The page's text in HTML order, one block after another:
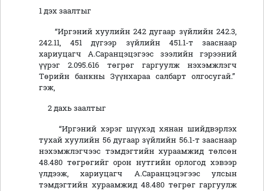
1 дэх заалтыг
“Иргэний хуулийн 242 дугаар зүйлийн 242.3,
242.11, 451 дүгээр зүйлийн 451.1-т зааснаар
хариуцагч А.Саранцэцэгээс зээлийн гэрээний
үүрэг 2.095.616 төгрөг гаргуулж нэхэмжлэгч
Төрийн банкны Зүүнхараа салбарт олгосугай.”
гэж,
2 дахь заалтыг
“Иргэний хэрэг шүүхэд хянан шийдвэрлэх
тухай хуулийн 56 дугаар зүйлийн 56.1-т зааснаар
нэхэмжлэгчээс тэмдэгтийн хураамжид төлсөн
48.480 төгрөгийг орон нутгийн орлогод хэвээр
үлдээж, хариуцагч А.Саранцэцэгээс улсын
тэмдэгтийн хураамжид 48.480 төгрөг гаргуулж